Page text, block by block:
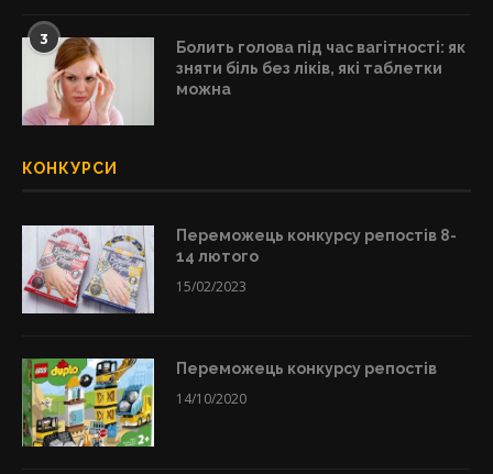
3
Болить голова під час вагітності: як
зняти біль без ліків, які таблетки
можна
КОНКУРСИ
Переможець конкурсу репостів 8-
14 лютого
15/02/2023
Переможець конкурсу репостів
14/10/2020